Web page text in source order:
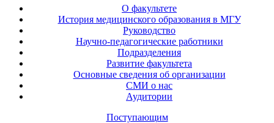
О факультете
История медицинского образования в МГУ
Руководство
Научно-педагогические работники
Подразделения
Развитие факультета
Основные сведения об организации
СМИ о нас
Аудитории
Поступающим